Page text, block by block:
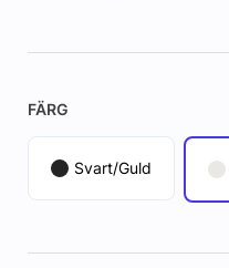
FÄRG
Svart/Guld